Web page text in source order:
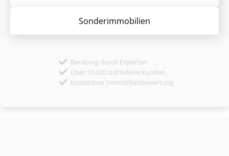
Sonder­immobilien
Beratung durch Experten
Über 10.000 zufriedene Kunden
Kostenlose Immobilienbewertung